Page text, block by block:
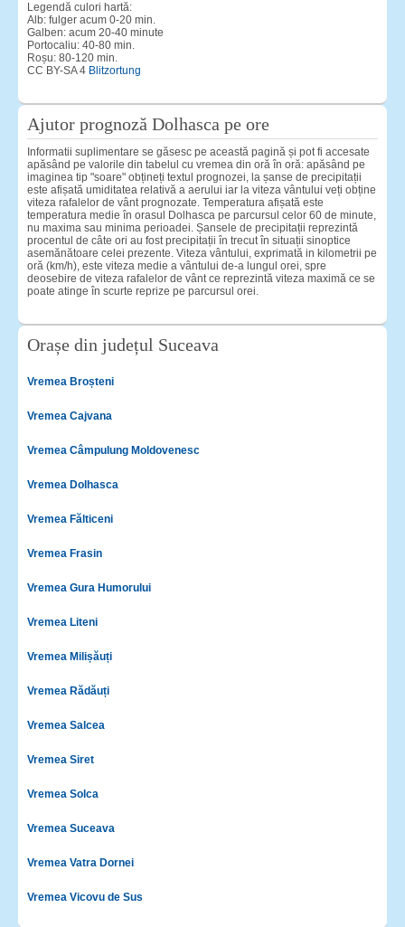
Legendă culori hartă:
Alb: fulger acum 0-20 min.
Galben: acum 20-40 minute
Portocaliu: 40-80 min.
Roșu: 80-120 min.
CC BY-SA 4 Blitzortung
Ajutor prognoză Dolhasca pe ore
Informatii suplimentare se găsesc pe această pagină și pot fi accesate
apăsând pe valorile din tabelul cu vremea din oră în oră: apăsând pe
imaginea tip "soare" obțineți textul prognozei, la șanse de precipitații
este afișată umiditatea relativă a aerului iar la viteza vântului veți obține
viteza rafalelor de vânt prognozate. Temperatura afișată este
temperatura medie în orasul Dolhasca pe parcursul celor 60 de minute,
nu maxima sau minima perioadei. Șansele de precipitații reprezintă
procentul de câte ori au fost precipitații în trecut în situații sinoptice
asemănătoare celei prezente. Viteza vântului, exprimată in kilometrii pe
oră (km/h), este viteza medie a vântului de-a lungul orei, spre
deosebire de viteza rafalelor de vânt ce reprezintă viteza maximă ce se
poate atinge în scurte reprize pe parcursul orei.
Orașe din județul Suceava
Vremea Broșteni
Vremea Cajvana
Vremea Câmpulung Moldovenesc
Vremea Dolhasca
Vremea Fălticeni
Vremea Frasin
Vremea Gura Humorului
Vremea Liteni
Vremea Milișăuți
Vremea Rădăuți
Vremea Salcea
Vremea Siret
Vremea Solca
Vremea Suceava
Vremea Vatra Dornei
Vremea Vicovu de Sus